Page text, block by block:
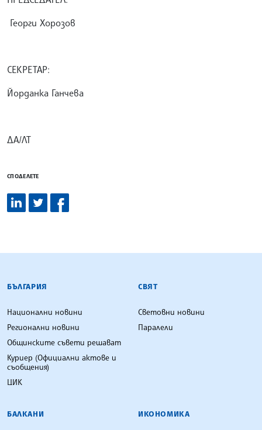
Георги Хорозов
СЕКРЕТАР:
Йорданка Ганчева
ДА/ЛТ
СПОДЕЛЕТЕ
БЪЛГАРСКА ТЕЛЕГРАФНА АГЕНЦИЯ
БЪЛГАРИЯ
Национални новини
Регионални новини
Общинските съвети решават
Куриер (Официални актове и
съобщения)
ЦИК
СВЯТ
Световни новини
Паралели
БАЛКАНИ ИКОНОМИКА